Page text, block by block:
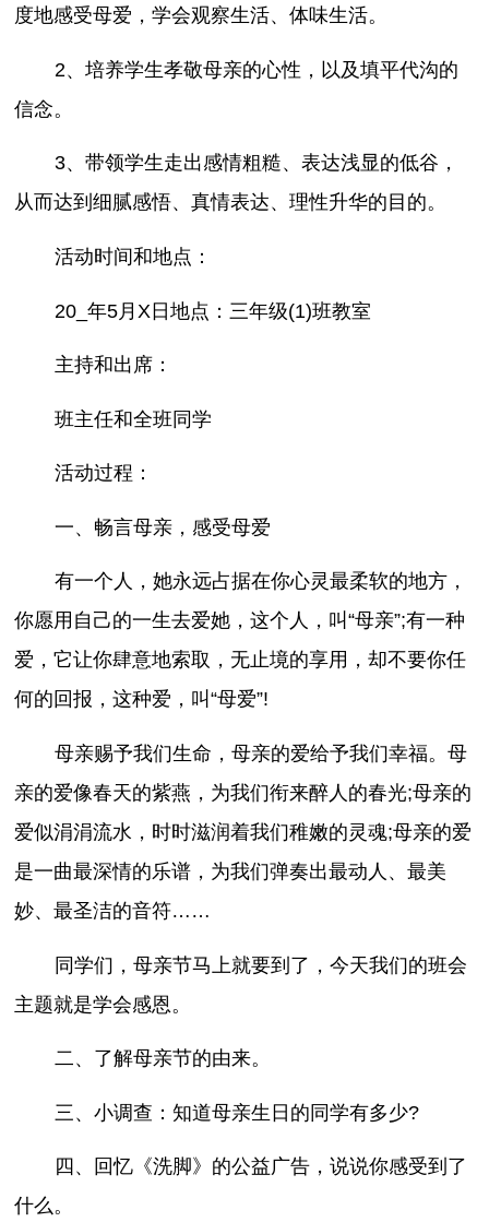
度地感受母爱，学会观察生活、体味生活。
2、培养学生孝敬母亲的心性，以及填平代沟的
信念。
3、带领学生走出感情粗糙、表达浅显的低谷，
从而达到细腻感悟、真情表达、理性升华的目的。
活动时间和地点：
20_年5月X日地点：三年级(1)班教室
主持和出席：
班主任和全班同学
活动过程：
一、畅言母亲，感受母爱
有一个人，她永远占据在你心灵最柔软的地方，
你愿用自己的一生去爱她，这个人，叫“母亲”;有一种
爱，它让你肆意地索取，无止境的享用，却不要你任
何的回报，这种爱，叫“母爱”!
母亲赐予我们生命，母亲的爱给予我们幸福。母
亲的爱像春天的紫燕，为我们衔来醉人的春光;母亲的
爱似涓涓流水，时时滋润着我们稚嫩的灵魂;母亲的爱
是一曲最深情的乐谱，为我们弹奏出最动人、最美
妙、最圣洁的音符……
同学们，母亲节马上就要到了，今天我们的班会
主题就是学会感恩。
二、了解母亲节的由来。
三、小调查：知道母亲生日的同学有多少?
四、回忆《洗脚》的公益广告，说说你感受到了
什么。